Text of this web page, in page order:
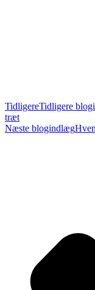
TidligereTidligere
træt
Næste blogindlæg